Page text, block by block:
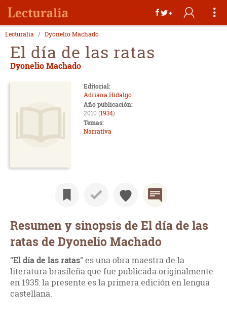
Lecturalia Dyonelio Machado
El día de las ratas
Dyonelio Machado
Editorial:
Adriana Hidalgo
Año publicación:
2010 (1934)
Temas:
Narrativa
Resumen y sinopsis de El día de las
ratas de Dyonelio Machado
“El día de las ratas” es una obra maestra de la
literatura brasileña que fue publicada originalmente
en 1935: la presente es la primera edición en lengua
castellana.